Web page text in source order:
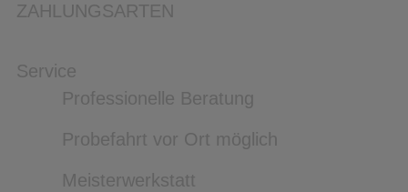
ZAHLUNGSARTEN
Service
Professionelle Beratung
Probefahrt vor Ort möglich
Meisterwerkstatt